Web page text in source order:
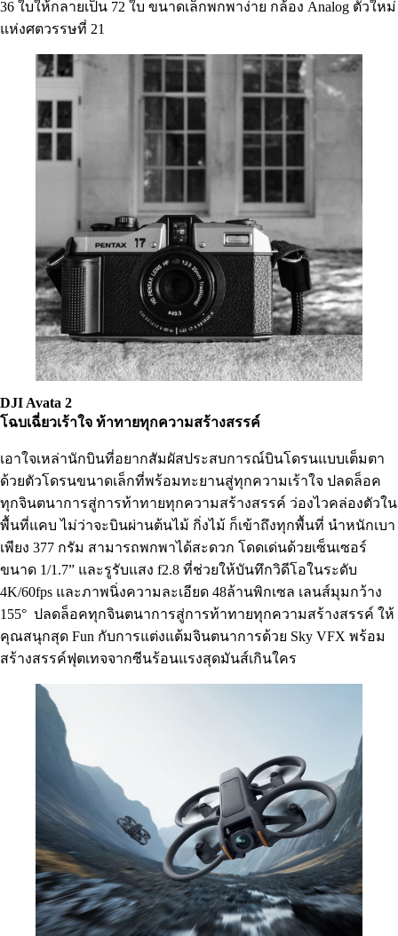
36 ใบให้กลายเป็น 72 ใบ ขนาดเล็กพกพาง่าย กล้อง Analog ตัวใหม่
แห่งศตวรรษที่ 21
DJI Avata 2
โฉบเฉี่ยวเร้าใจ ท้าทายทุกความสร้างสรรค์
เอาใจเหล่านักบินที่อยากสัมผัสประสบการณ์บินโดรนแบบเต็มตา
ด้วยตัวโดรนขนาดเล็กที่พร้อมทะยานสู่ทุกความเร้าใจ ปลดล็อค
ทุกจินตนาการสู่การท้าทายทุกความสร้างสรรค์ ว่องไวคล่องตัวใน
พื้นที่แคบ ไม่ว่าจะบินผ่านต้นไม้ กิ่งไม้ ก็เข้าถึงทุกพื้นที่ นำหนักเบา
เพียง 377 กรัม สามารถพกพาได้สะดวก โดดเด่นด้วยเซ็นเซอร์
ขนาด 1/1.7” และรูรับแสง f2.8 ที่ช่วยให้บันทึกวิดีโอในระดับ
4K/60fps และภาพนิ่งความละเอียด 48ล้านพิกเซล เลนส์มุมกว้าง
155° ปลดล็อคทุกจินตนาการสู่การท้าทายทุกความสร้างสรรค์ ให้
คุณสนุกสุด Fun กับการแต่งแต้มจินตนาการด้วย Sky VFX พร้อม
สร้างสรรค์ฟุตเทจจากซีนร้อนแรงสุดมันส์เกินใคร